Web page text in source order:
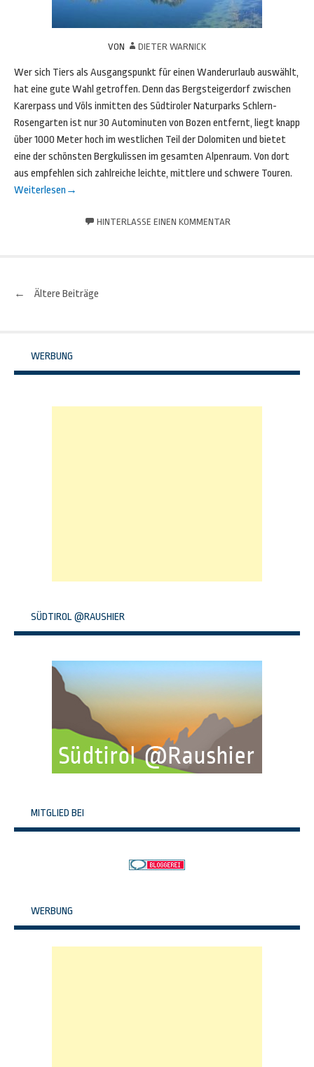
VON DIETER WARNICK
Wer sich Tiers als Ausgangspunkt für einen Wanderurlaub auswählt,
hat eine gute Wahl getroffen. Denn das Bergsteigerdorf zwischen
Karerpass und Völs inmitten des Südtiroler Naturparks Schlern-
Rosengarten ist nur 30 Autominuten von Bozen entfernt, liegt knapp
über 1000 Meter hoch im westlichen Teil der Dolomiten und bietet
eine der schönsten Bergkulissen im gesamten Alpenraum. Von dort
aus empfehlen sich zahlreiche leichte, mittlere und schwere Touren.
Weiterlesen →
HINTERLASSE EINEN KOMMENTAR
Beitrags-
← Ältere Beiträge
WERBUNG
SÜDTIROL @RAUSHIER
MITGLIED BEI
WERBUNG